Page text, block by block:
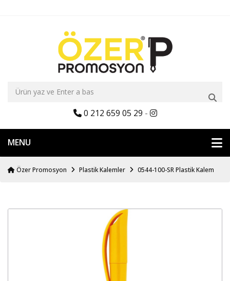
0 212 659 05 29 -
MENU
Özer Promosyon Plastik Kalemler 0544-100-SR Plastik Kalem